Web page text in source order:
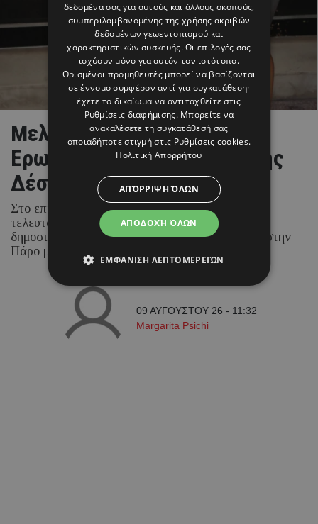
Μελίνα Νικολαΐδη:
Ερωτευμένη ξανά η κόρη της
Δέσποινας Βανδή;
Στο επίκεντρο της δημοσιότητας βρέθηκε τις
τελευταίες ώρες η Μελίνα Νικολαΐδη, μετά τα
δημοσιεύματα που την ήθελαν να περνά χρόνο στην
Πάρο μαζί με τον Χρήστο Μάστορα.
09 ΑΥΓΟΥΣΤΟΥ 26 - 11:32
Margarita Psichi
δεδομένα σας για αυτούς και άλλους σκοπούς,
συμπεριλαμβανομένης της χρήσης ακριβών
δεδομένων γεωεντοπισμού και
χαρακτηριστικών συσκευής. Οι επιλογές σας
ισχύουν μόνο για αυτόν τον ιστότοπο.
Ορισμένοι προμηθευτές μπορεί να βασίζονται
σε έννομο συμφέρον αντί για συγκατάθεση·
έχετε το δικαίωμα να αντιταχθείτε στις
Ρυθμίσεις διαφήμισης. Μπορείτε να
ανακαλέσετε τη συγκατάθεσή σας
οποιαδήποτε στιγμή στις Ρυθμίσεις cookies.
Πολιτική Απορρήτου
ΑΠΟΔΟΧΉ ΌΛΩΝ
ΑΠΌΡΡΙΨΗ ΌΛΩΝ
ΕΜΦΆΝΙΣΗ ΛΕΠΤΟΜΕΡΕΙΏΝ